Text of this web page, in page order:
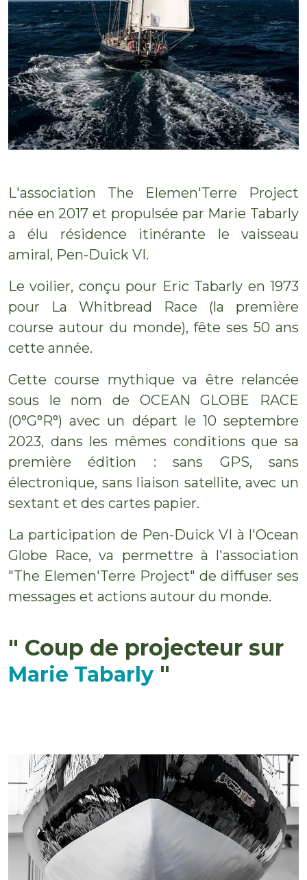
L'association The Elemen'Terre Project
née en 2017 et propulsée par Marie Tabarly
a élu résidence itinérante le vaisseau
amiral, Pen-Duick VI.
Le voilier, conçu pour Eric Tabarly en 1973
pour La Whitbread Race (la première
course autour du monde), fête ses 50 ans
cette année.
Cette course mythique va être relancée
sous le nom de OCEAN GLOBE RACE
(0°G°R°) avec un départ le 10 septembre
2023, dans les mêmes conditions que sa
première édition : sans GPS, sans
électronique, sans liaison satellite, avec un
sextant et des cartes papier.
La participation de Pen-Duick VI à l'Ocean
Globe Race, va permettre à l'association
"The Elemen'Terre Project" de diffuser ses
messages et actions autour du monde.
" Coup de projecteur sur
Marie Tabarly "